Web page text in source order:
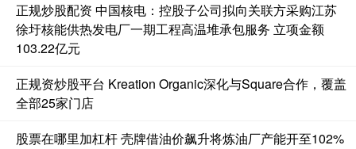
正规炒股配资 中国核电：控股子公司拟向关联方采购江苏
徐圩核能供热发电厂一期工程高温堆承包服务 立项金额
103.22亿元
正规资炒股平台 Kreation Organic深化与Square合作，覆盖
全部25家门店
股票在哪里加杠杆 壳牌借油价飙升将炼油厂产能开至102%